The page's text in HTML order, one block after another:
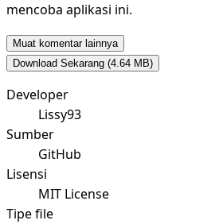
mencoba aplikasi ini.
Muat komentar lainnya
Download Sekarang (4.64 MB)
Developer
Lissy93
Sumber
GitHub
Lisensi
MIT License
Tipe file